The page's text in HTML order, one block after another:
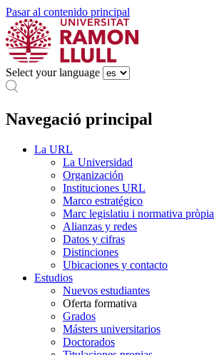
Pasar al contenido principal
Select your language
Navegació principal
La URL
La Universidad
Organización
Instituciones URL
Marco estratégico
Marc legislatiu i normativa pròpia
Alianzas y redes
Datos y cifras
Distinciones
Ubicaciones y contacto
Estudios
Nuevos estudiantes
Oferta formativa
Grados
Másters universitarios
Doctorados